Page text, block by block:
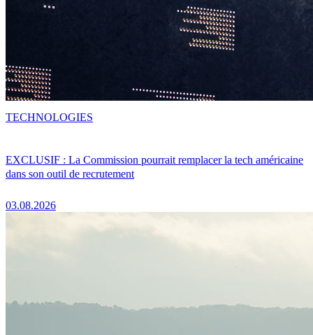
EXCLUSIF : La Commission pourrait remplacer la tech américaine
dans son outil de recrutement
03.08.2026
TECHNOLOGIES